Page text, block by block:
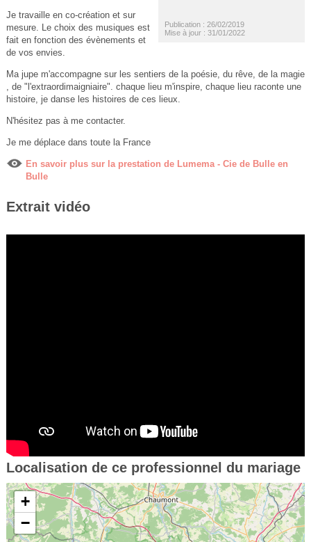
Publication : 26/02/2019
Mise à jour : 31/01/2022
Je travaille en co-création et sur
mesure. Le choix des musiques est
fait en fonction des évènements et
de vos envies.
Ma jupe m'accompagne sur les sentiers de la poésie, du rêve, de la magie
, de "l'extraordimaigniaire". chaque lieu m'inspire, chaque lieu raconte une
histoire, je danse les histoires de ces lieux.
N'hésitez pas à me contacter.
Je me déplace dans toute la France
En savoir plus sur la prestation de Lumema - Cie de Bulle en
Bulle
Extrait vidéo
Localisation de ce professionnel du mariage
+
−